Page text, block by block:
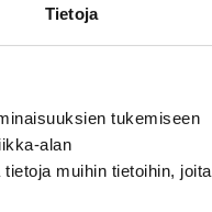
Tietoja
tukemiseen
alan
muihin tietoihin, joita